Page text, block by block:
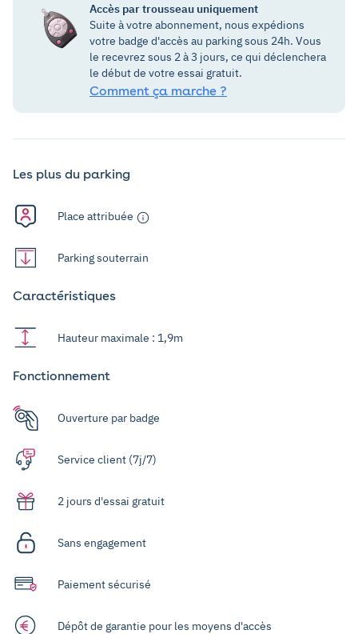
Accès par trousseau uniquement
Suite à votre abonnement, nous expédions
votre badge d'accès au parking sous 24h. Vous
le recevrez sous 2 à 3 jours, ce qui déclenchera
le début de votre essai gratuit.
Comment ça marche ?
Les plus du parking
Place attribuée
Parking souterrain
Caractéristiques
Hauteur maximale : 1,9m
Fonctionnement
Ouverture par badge
Service client (7j/7)
2 jours d'essai gratuit
Sans engagement
Paiement sécurisé
Dépôt de garantie pour les moyens d'accès